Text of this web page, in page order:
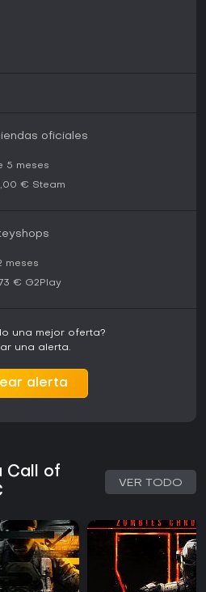
oficiales
5 meses
€ Steam
meses
€ G2Play
una mejor oferta?
una alerta.
alerta
Call of
VER TODO